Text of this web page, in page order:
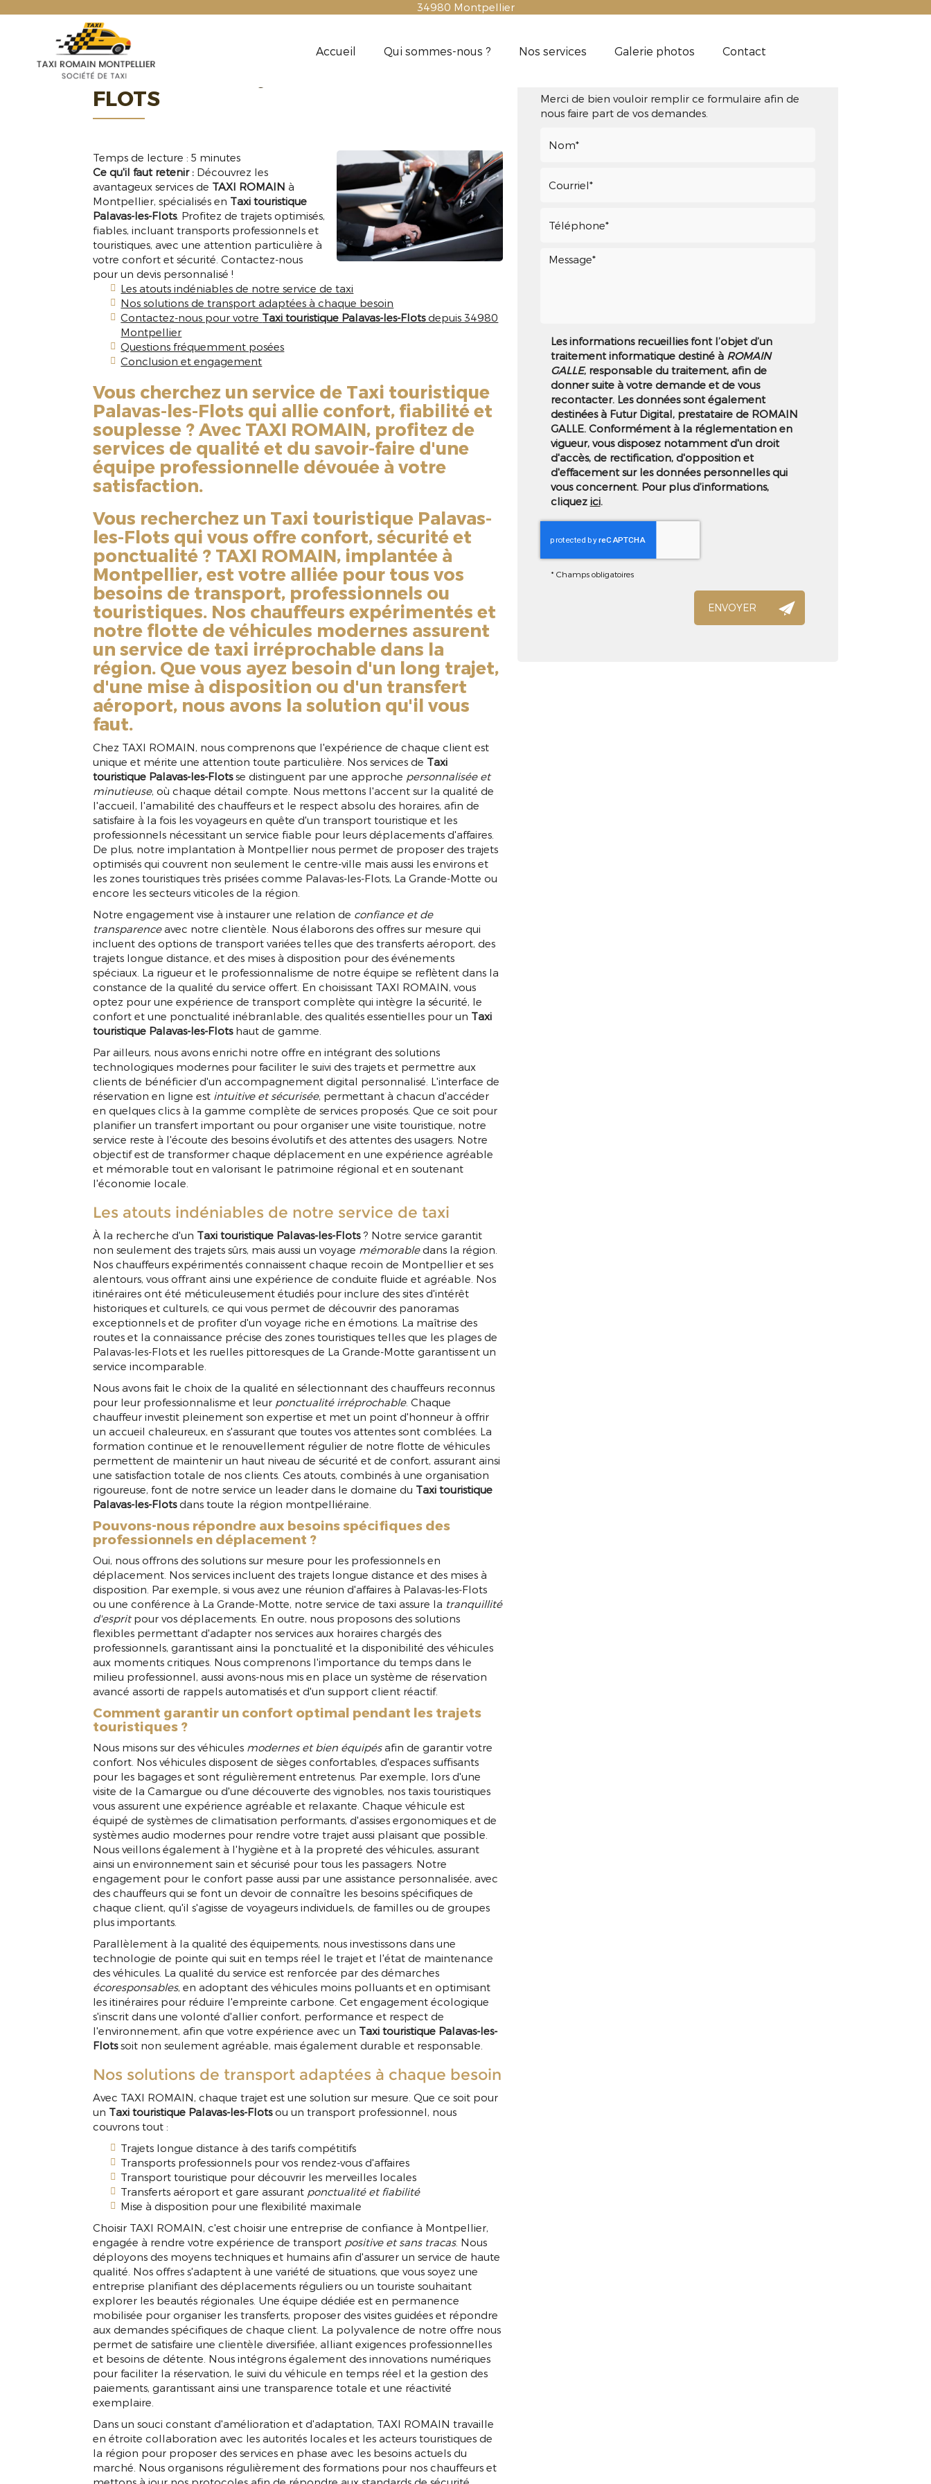
34980 Montpellier
Accueil Qui sommes-nous ? Nos services Galerie photos Contact
TAXI TOURISTIQUE PALAVAS-LES-
FLOTS
Temps de lecture : 5 minutes
Ce qu'il faut retenir : Découvrez les
avantageux services de TAXI ROMAIN à
Montpellier, spécialisés en Taxi touristique
Palavas-les-Flots. Profitez de trajets optimisés,
fiables, incluant transports professionnels et
touristiques, avec une attention particulière à
votre confort et sécurité. Contactez-nous
pour un devis personnalisé !
Les atouts indéniables de notre service de taxi
Nos solutions de transport adaptées à chaque besoin
Contactez-nous pour votre Taxi touristique Palavas-les-Flotsdepuis 34980
Montpellier
Questions fréquemment posées
Conclusion et engagement
Vous cherchez un service de Taxi touristique
Palavas-les-Flots qui allie confort, fiabilité et
souplesse ? Avec TAXI ROMAIN, profitez de
services de qualité et du savoir-faire d'une
équipe professionnelle dévouée à votre
satisfaction.
Vous recherchez un Taxi touristique Palavas-
les-Flots qui vous offre confort, sécurité et
ponctualité ? TAXI ROMAIN, implantée à
Montpellier, est votre alliée pour tous vos
besoins de transport, professionnels ou
touristiques. Nos chauffeurs expérimentés et
notre flotte de véhicules modernes assurent
un service de taxi irréprochable dans la
région. Que vous ayez besoin d'un long trajet,
d'une mise à disposition ou d'un transfert
aéroport, nous avons la solution qu'il vous
faut.
Chez TAXI ROMAIN, nous comprenons que l'expérience de chaque client est
unique et mérite une attention toute particulière. Nos services de Taxi
touristique Palavas-les-Flotsse distinguent par une approche personnalisée et
minutieuse, où chaque détail compte. Nous mettons l'accent sur la qualité de
l'accueil, l'amabilité des chauffeurs et le respect absolu des horaires, afin de
satisfaire à la fois les voyageurs en quête d'un transport touristique et les
professionnels nécessitant un service fiable pour leurs déplacements d'affaires.
De plus, notre implantation à Montpellier nous permet de proposer des trajets
optimisés qui couvrent non seulement le centre-ville mais aussi les environs et
les zones touristiques très prisées comme Palavas-les-Flots, La Grande-Motte ou
encore les secteurs viticoles de la région.
Notre engagement vise à instaurer une relation de confiance et de
transparenceavec notre clientèle. Nous élaborons des offres sur mesure qui
incluent des options de transport variées telles que des transferts aéroport, des
trajets longue distance, et des mises à disposition pour des événements
spéciaux. La rigueur et le professionnalisme de notre équipe se reflètent dans la
constance de la qualité du service offert. En choisissant TAXI ROMAIN, vous
optez pour une expérience de transport complète qui intègre la sécurité, le
confort et une ponctualité inébranlable, des qualités essentielles pour un Taxi
touristique Palavas-les-Flotshaut de gamme.
Par ailleurs, nous avons enrichi notre offre en intégrant des solutions
technologiques modernes pour faciliter le suivi des trajets et permettre aux
clients de bénéficier d'un accompagnement digital personnalisé. L'interface de
réservation en ligne est intuitive et sécurisée, permettant à chacun d'accéder
en quelques clics à la gamme complète de services proposés. Que ce soit pour
planifier un transfert important ou pour organiser une visite touristique, notre
service reste à l'écoute des besoins évolutifs et des attentes des usagers. Notre
objectif est de transformer chaque déplacement en une expérience agréable
et mémorable tout en valorisant le patrimoine régional et en soutenant
l'économie locale.
Les atouts indéniables de notre service de taxi
À la recherche d'un Taxi touristique Palavas-les-Flots? Notre service garantit
non seulement des trajets sûrs, mais aussi un voyage mémorabledans la région.
Nos chauffeurs expérimentés connaissent chaque recoin de Montpellier et ses
alentours, vous offrant ainsi une expérience de conduite fluide et agréable. Nos
itinéraires ont été méticuleusement étudiés pour inclure des sites d'intérêt
historiques et culturels, ce qui vous permet de découvrir des panoramas
exceptionnels et de profiter d'un voyage riche en émotions. La maîtrise des
routes et la connaissance précise des zones touristiques telles que les plages de
Palavas-les-Flots et les ruelles pittoresques de La Grande-Motte garantissent un
service incomparable.
Nous avons fait le choix de la qualité en sélectionnant des chauffeurs reconnus
pour leur professionnalisme et leur ponctualité irréprochable. Chaque
chauffeur investit pleinement son expertise et met un point d'honneur à offrir
un accueil chaleureux, en s'assurant que toutes vos attentes sont comblées. La
formation continue et le renouvellement régulier de notre flotte de véhicules
permettent de maintenir un haut niveau de sécurité et de confort, assurant ainsi
une satisfaction totale de nos clients. Ces atouts, combinés à une organisation
rigoureuse, font de notre service un leader dans le domaine du Taxi touristique
Palavas-les-Flotsdans toute la région montpelliéraine.
Pouvons-nous répondre aux besoins spécifiques des
professionnels en déplacement ?
Oui, nous offrons des solutions sur mesure pour les professionnels en
déplacement. Nos services incluent des trajets longue distance et des mises à
disposition. Par exemple, si vous avez une réunion d'affaires à Palavas-les-Flots
ou une conférence à La Grande-Motte, notre service de taxi assure la tranquillité
d'espritpour vos déplacements. En outre, nous proposons des solutions
flexibles permettant d'adapter nos services aux horaires chargés des
professionnels, garantissant ainsi la ponctualité et la disponibilité des véhicules
aux moments critiques. Nous comprenons l'importance du temps dans le
milieu professionnel, aussi avons-nous mis en place un système de réservation
avancé assorti de rappels automatisés et d'un support client réactif.
Comment garantir un confort optimal pendant les trajets
touristiques ?
Nous misons sur des véhicules modernes et bien équipésafin de garantir votre
confort. Nos véhicules disposent de sièges confortables, d'espaces suffisants
pour les bagages et sont régulièrement entretenus. Par exemple, lors d'une
visite de la Camargue ou d'une découverte des vignobles, nos taxis touristiques
vous assurent une expérience agréable et relaxante. Chaque véhicule est
équipé de systèmes de climatisation performants, d'assises ergonomiques et de
systèmes audio modernes pour rendre votre trajet aussi plaisant que possible.
Nous veillons également à l'hygiène et à la propreté des véhicules, assurant
ainsi un environnement sain et sécurisé pour tous les passagers. Notre
engagement pour le confort passe aussi par une assistance personnalisée, avec
des chauffeurs qui se font un devoir de connaître les besoins spécifiques de
chaque client, qu'il s'agisse de voyageurs individuels, de familles ou de groupes
plus importants.
Parallèlement à la qualité des équipements, nous investissons dans une
technologie de pointe qui suit en temps réel le trajet et l'état de maintenance
des véhicules. La qualité du service est renforcée par des démarches
écoresponsables, en adoptant des véhicules moins polluants et en optimisant
les itinéraires pour réduire l'empreinte carbone. Cet engagement écologique
s'inscrit dans une volonté d'allier confort, performance et respect de
l'environnement, afin que votre expérience avec un Taxi touristique Palavas-les-
Flotssoit non seulement agréable, mais également durable et responsable.
Nos solutions de transport adaptées à chaque besoin
Avec TAXI ROMAIN, chaque trajet est une solution sur mesure. Que ce soit pour
un Taxi touristique Palavas-les-Flotsou un transport professionnel, nous
couvrons tout :
Trajets longue distance à des tarifs compétitifs
Transports professionnels pour vos rendez-vous d'affaires
Transport touristique pour découvrir les merveilles locales
Transferts aéroport et gare assurant ponctualité et fiabilité
Mise à disposition pour une flexibilité maximale
Choisir TAXI ROMAIN, c'est choisir une entreprise de confiance à Montpellier,
engagée à rendre votre expérience de transport positive et sans tracas. Nous
déployons des moyens techniques et humains afin d'assurer un service de haute
qualité. Nos offres s'adaptent à une variété de situations, que vous soyez une
entreprise planifiant des déplacements réguliers ou un touriste souhaitant
explorer les beautés régionales. Une équipe dédiée est en permanence
mobilisée pour organiser les transferts, proposer des visites guidées et répondre
aux demandes spécifiques de chaque client. La polyvalence de notre offre nous
permet de satisfaire une clientèle diversifiée, alliant exigences professionnelles
et besoins de détente. Nous intégrons également des innovations numériques
pour faciliter la réservation, le suivi du véhicule en temps réel et la gestion des
paiements, garantissant ainsi une transparence totale et une réactivité
exemplaire.
Dans un souci constant d'amélioration et d'adaptation, TAXI ROMAIN travaille
en étroite collaboration avec les autorités locales et les acteurs touristiques de
la région pour proposer des services en phase avec les besoins actuels du
marché. Nous organisons régulièrement des formations pour nos chauffeurs et
Merci de bien vouloir remplir ce formulaire afin de
nous faire part de vos demandes.
Les informations recueillies font l’objet d’un
traitement informatique destiné àROMAIN
GALLE, responsable du traitement, afin de
donner suite à votre demande et de vous
recontacter. Les données sont également
destinées à Futur Digital, prestataire de ROMAIN
GALLE. Conformément à la réglementation en
vigueur, vous disposez notamment d'un droit
d'accès, de rectification, d'opposition et
d'effacement sur les données personnelles qui
vous concernent. Pour plus d’informations,
cliquez ici.
* Champs obligatoires